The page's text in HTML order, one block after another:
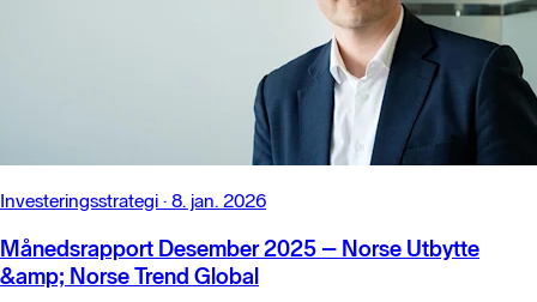
Investeringsstrategi · 8. jan. 2026
Månedsrapport Desember 2025 – Norse Utbytte
&amp; Norse Trend Global